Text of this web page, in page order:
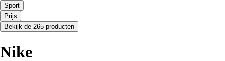
Sport
Prijs
Bekijk de 265 producten
Nike